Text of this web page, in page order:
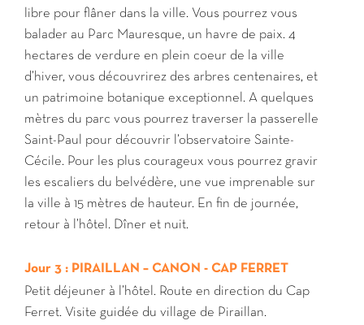
libre pour flâner dans la ville. Vous pourrez vous
balader au Parc Mauresque, un havre de paix. 4
hectares de verdure en plein coeur de la ville
d’hiver, vous découvrirez des arbres centenaires, et
un patrimoine botanique exceptionnel. A quelques
mètres du parc vous pourrez traverser la passerelle
Saint-Paul pour découvrir l’observatoire Sainte-
Cécile. Pour les plus courageux vous pourrez gravir
les escaliers du belvédère, une vue imprenable sur
la ville à 15 mètres de hauteur. En fin de journée,
retour à l’hôtel. Dîner et nuit.
Jour 3 : PIRAILLAN – CANON - CAP FERRET
Petit déjeuner à l’hôtel. Route en direction du Cap
Ferret. Visite guidée du village de Piraillan.